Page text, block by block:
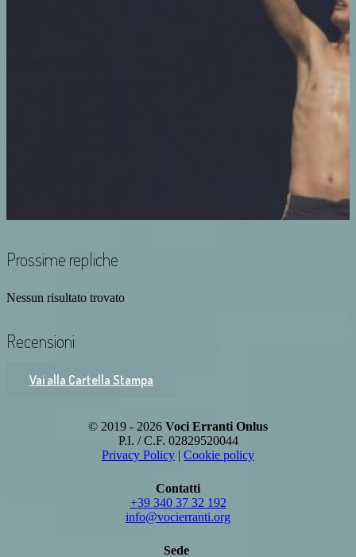
Prossime repliche
Nessun risultato trovato
Recensioni
Vai alla Cartella Stampa
© 2019 - 2026 Voci Erranti Onlus
P.I. / C.F. 02829520044
Privacy Policy | Cookie policy
Contatti
+39 340 37 32 192
info@vocierranti.org
Sede